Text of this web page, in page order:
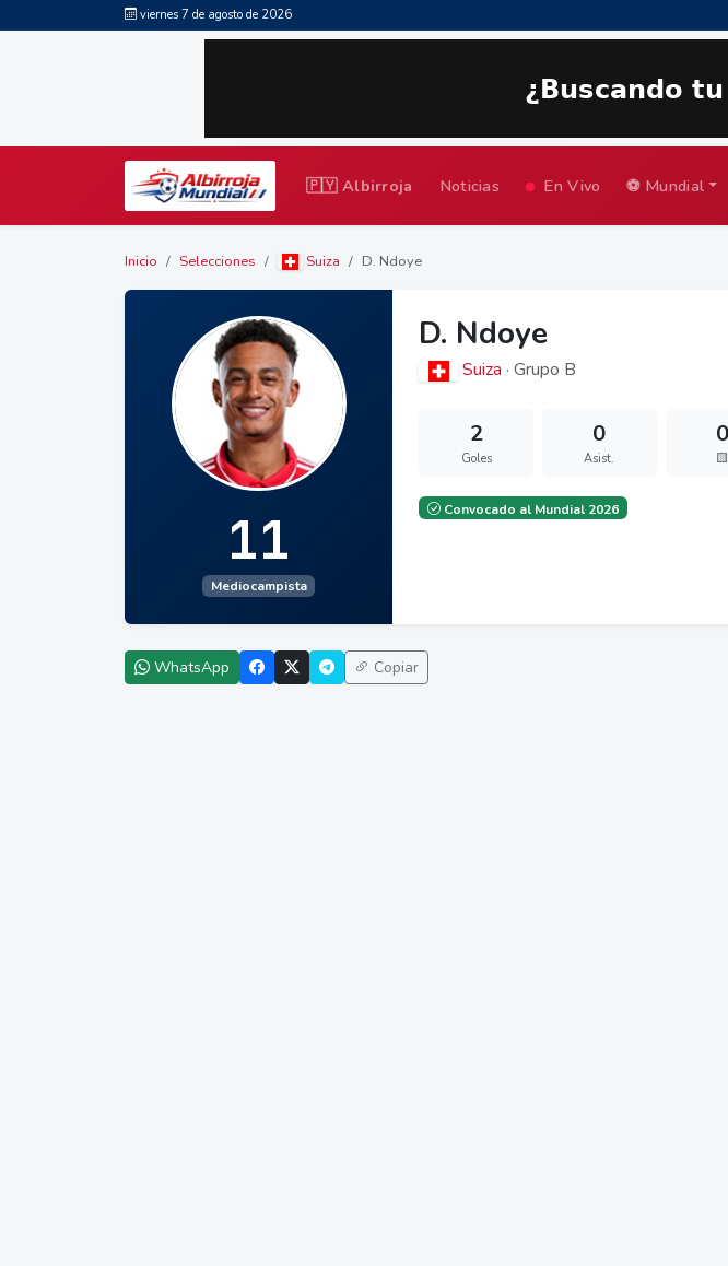
viernes 7 de agosto de 2026
🇵🇾 Albirroja Noticias En Vivo ⚽ Mundial
Inicio Selecciones Suiza D. Ndoye
11
Mediocampista
D. Ndoye
Suiza · Grupo B
2
Goles
0
Asist.
0
🟨
Convocado al Mundial 2026
WhatsApp Copiar